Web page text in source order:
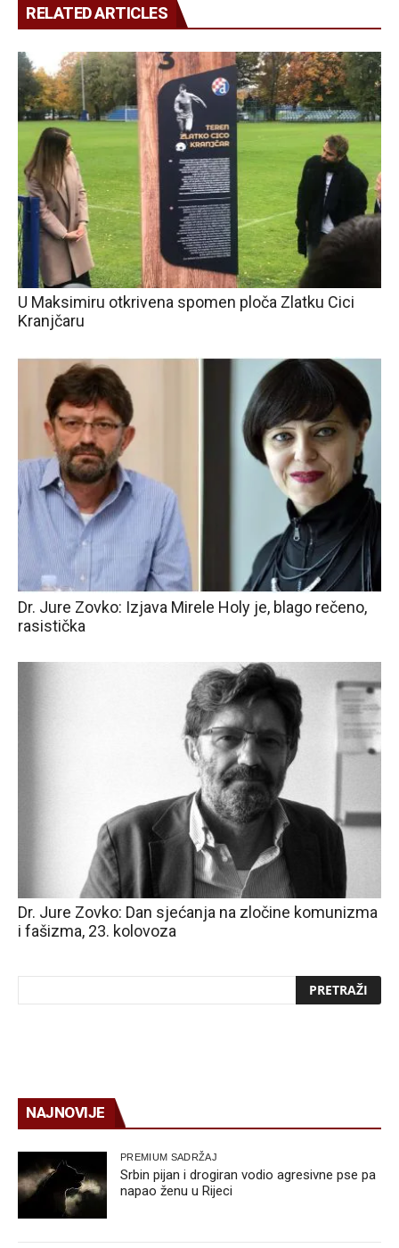
RELATED ARTICLES
U Maksimiru otkrivena spomen ploča Zlatku Cici
Kranjčaru
Dr. Jure Zovko: Izjava Mirele Holy je, blago rečeno,
rasistička
Dr. Jure Zovko: Dan sjećanja na zločine komunizma
i fašizma, 23. kolovoza
NAJNOVIJE
PREMIUM SADRŽAJ
Srbin pijan i drogiran vodio agresivne pse pa
napao ženu u Rijeci